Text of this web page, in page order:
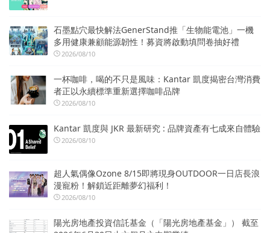
石墨點穴最快解法GenerStand推「生物能電池」一機
多用健康兼顧能源韌性！募資將啟動填問卷抽好禮
2026/08/10
一杯咖啡，喝的不只是風味：Kantar 凱度揭密台灣消費
者正以永續標準重新選擇咖啡品牌
2026/08/10
Kantar 凱度與 JKR 最新研究 : 品牌資產有七成來自體驗
2026/08/10
超人氣偶像Ozone 8/15即將現身OUTDOOR一日店長浪
漫寵粉！解鎖近距離夢幻福利！
2026/08/10
陽光房地產投資信託基金（「陽光房地產基金」） 截至